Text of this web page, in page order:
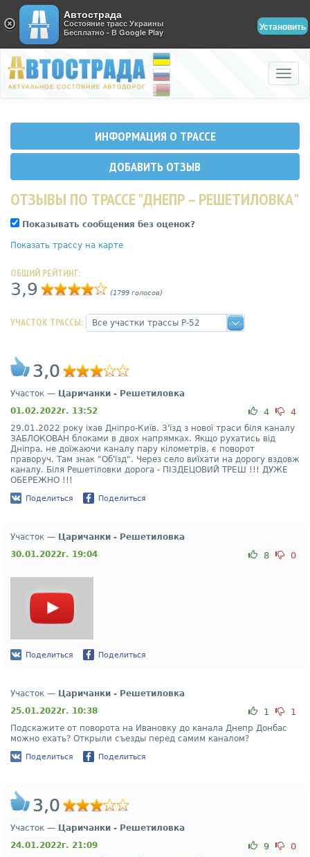
Автострада
Состояние трасс Украины
Бесплатно - В Google Play
Установить
Toggle
ИНФОРМАЦИЯ О ТРАССЕ
ДОБАВИТЬ ОТЗЫВ
ОТЗЫВЫ ПО ТРАССЕ "ДНЕПР – РЕШЕТИЛОВКА"
Показывать сообщения без оценок?
Показать трассу на карте
ОБЩИЙ РЕЙТИНГ:
3,9 (1799 голосов)
УЧАСТОК ТРАССЫ:
3,0
Участок — Царичанки - Решетиловка
01.02.2022г. 13:52
4 4
29.01.2022 року іхав Дніпро-Київ. З'їзд з нової траси біля каналу
ЗАБЛОКОВАН блоками в двох напрямках. Якщо рухатись від
Дніпра, не доїжаючи каналу пару кілометрів, є поворот
праворуч. Там знак "Об'їзд". Через село виїхати на дорогу вздовж
каналу. Біля Решетіловки дорога - ПІЗДЕЦОВИЙ ТРЕШ !!! ДУЖЕ
ОБЕРЕЖНО !!!
Поделиться Поделиться
Участок — Царичанки - Решетиловка
30.01.2022г. 19:04
8 0
Поделиться Поделиться
Участок — Царичанки - Решетиловка
25.01.2022г. 10:38
1 1
Подскажите от поворота на Ивановку до канала Днепр Донбас
можно ехать? Открыли съезды перед самим каналом?
Поделиться Поделиться
3,0
Участок — Царичанки - Решетиловка
24.01.2022г. 21:09
9 0